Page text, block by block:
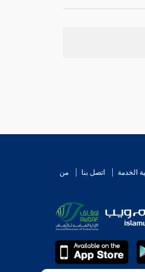
المدني.
: لا بأس به; لأن
(عبيد) اللهعلى
الخدمة اتصل بنا
من